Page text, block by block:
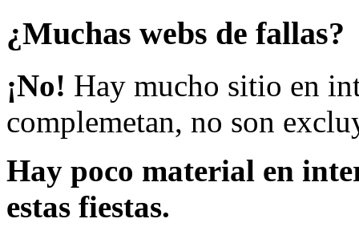
¿Muchas webs de fallas?
¡No! Hay mucho sitio en
complemetan, no son
Hay poco material en
estas fiestas.